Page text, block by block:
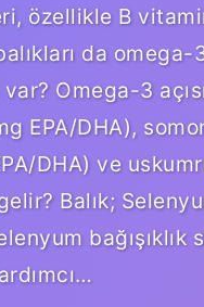
özellikle B
da
Omega-3
EPA/DHA),
DHA) ve
Balık;